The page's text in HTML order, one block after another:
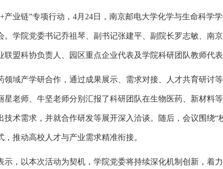
产业链”专项行动，4月24日，南京邮电大学化学与生命科学
。学院党委书记乔祖琴、副书记张建平、副院长罗志敏、南
盟科协负责人、园区重点企业代表及学院科研团队教师代表
领域产学研合作，通过成果展示、需求对接、人才共育研讨
星老师、牛坚老师分别汇报了科研团队在生物医药、新材料
技术需求，并就合作研发等展开深入洽谈。随后，会议围绕“
推动高校人才与产业需求精准衔接。
示，以本次活动为契机，学院党委将持续深化机制创新，着